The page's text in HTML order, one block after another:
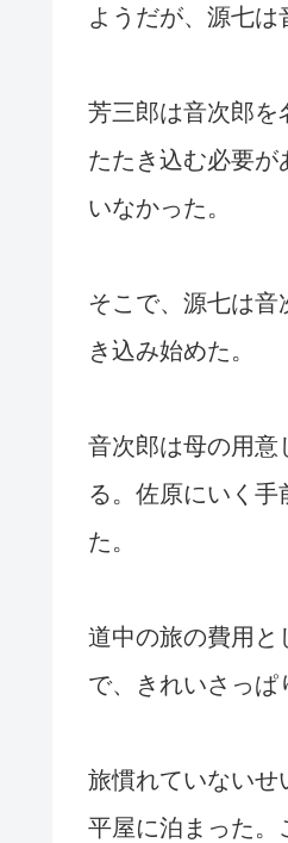
ようだが、源七は
芳三郎は音次郎を
たたき込む必要が
いなかった。
そこで、源七は音
き込み始めた。
音次郎は母の用意
る。佐原にいく手
た。
道中の旅の費用と
で、きれいさっぱ
旅慣れていないせ
平屋に泊まった。